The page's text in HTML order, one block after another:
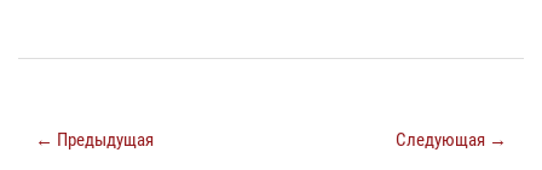
← Предыдущая Следующая →